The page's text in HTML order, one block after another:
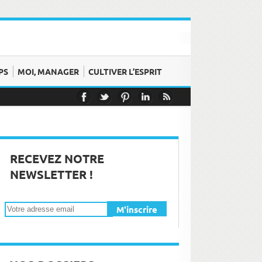
MOI, MANAGER CULTIVER L’ESPRIT
RECEVEZ NOTRE
NEWSLETTER !